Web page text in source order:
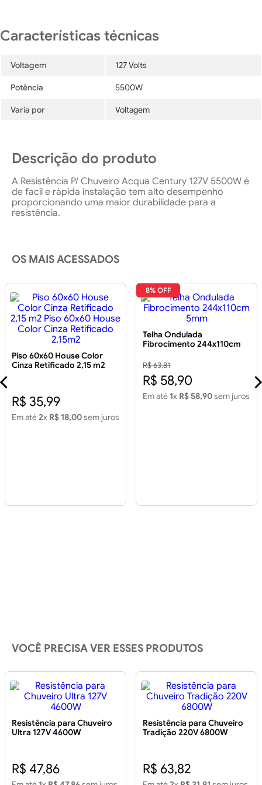
Voltagem 127 Volts
Potência 5500W
Varia por Voltagem
Descrição do produto
A Resistência P/ Chuveiro Acqua Century 127V 5500W é
de facil e rápida instalação tem alto desempenho
proporcionando uma maior durabilidade para a
resistência.
OS MAIS ACESSADOS
Piso 60x60 House Color
Cinza Retificado 2,15 m2
R$ 35,99
Em até2x R$ 18,00sem juros
8% OFF
Telha Ondulada
Fibrocimento 244x110cm
R$ 63,81
R$ 58,90
Em até 1x R$ 58,90sem juros
VOCÊ PRECISA VER ESSES PRODUTOS
Resistência para Chuveiro
Ultra 127V 4600W
R$ 47,86
Resistência para Chuveiro
Tradição 220V 6800W
R$ 63,82